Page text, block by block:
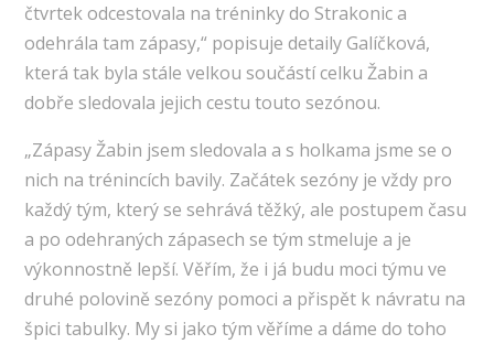
čtvrtek odcestovala na tréninky do Strakonic a
odehrála tam zápasy,“ popisuje detaily Galíčková,
která tak byla stále velkou součástí celku Žabin a
dobře sledovala jejich cestu touto sezónou.
„Zápasy Žabin jsem sledovala a s holkama jsme se o
nich na trénincích bavily. Začátek sezóny je vždy pro
každý tým, který se sehrává těžký, ale postupem času
a po odehraných zápasech se tým stmeluje a je
výkonnostně lepší. Věřím, že i já budu moci týmu ve
druhé polovině sezóny pomoci a přispět k návratu na
špici tabulky. My si jako tým věříme a dáme do toho